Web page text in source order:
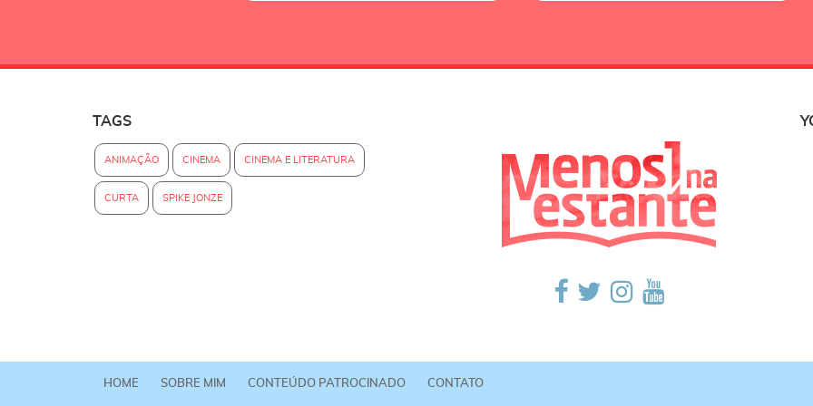
TAGS
ANIMAÇÃO CINEMA CINEMA E LITERATURA
CURTA SPIKE JONZE
HOME SOBRE MIM CONTEÚDO PATROCINADO CONTATO